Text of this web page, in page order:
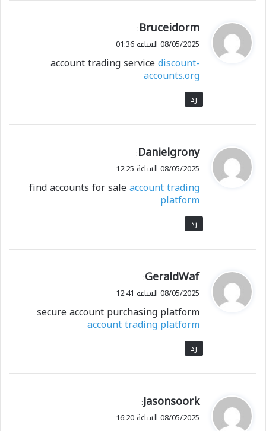
ي
ق
ل
Bruceidorm
:
08/05/2025 الساعة 01:36
account trading servicediscount-
accounts.org
رد
ي
ق
ل
Danielgrony
:
08/05/2025 الساعة 12:25
find accounts for saleaccount trading
platform
رد
ي
ق
ل
GeraldWaf
:
08/05/2025 الساعة 12:41
secure account purchasing platform
account trading platform
رد
ي
ق
Jasonsoork
:
08/05/2025 الساعة 16:20